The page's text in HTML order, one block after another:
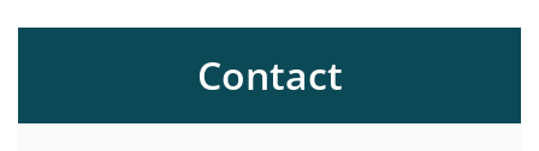
Contact